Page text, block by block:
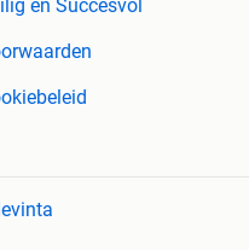
en Succesvol